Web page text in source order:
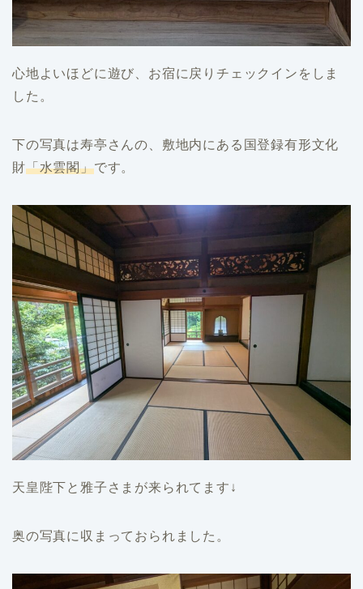
心地よいほどに遊び、お宿に戻りチェックインをしま
した。
下の写真は寿亭さんの、敷地内にある国登録有形文化
財「水雲閣」です。
天皇陛下と雅子さまが来られてます↓
奥の写真に収まっておられました。